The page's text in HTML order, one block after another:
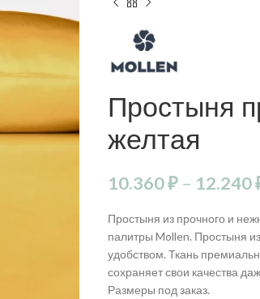
Простыня
желтая
10.360₽ – 12.240
Простыня из прочного и
палитры Mollen. Простыня
удобством. Ткань
сохраняет свои качества
Размеры под заказ.